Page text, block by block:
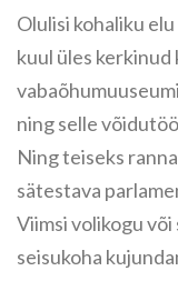
Olulisi kohaliku
kuul üles kerkinud
ning selle
Ning teiseks
sätestava
Viimsi volikogu
seisukoha